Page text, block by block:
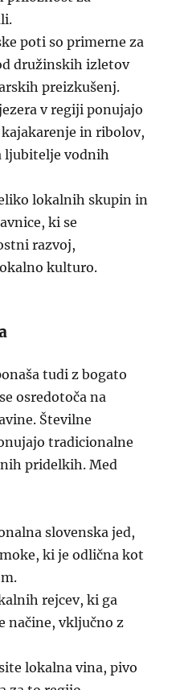
poti so primerne za
družinskih izletov
preizkušenj.
v regiji ponujajo
in ribolov,
ljubitelje vodnih
lokalnih skupin in
ki se
razvoj,
kulturo.
tudi z bogato
osredotoča na
Številne
tradicionalne
pridelkih. Med
slovenska jed,
ki je odlična kot
rejcev, ki ga
načine, vključno z
lokalna vina, pivo